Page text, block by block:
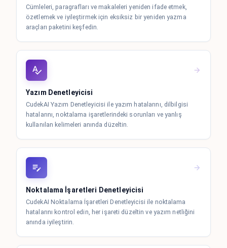
Cümleleri, paragrafları ve makaleleri yeniden ifade etmek,
özetlemek ve iyileştirmek için eksiksiz bir yeniden yazma
araçları paketini keşfedin.
Yazım Denetleyicisi
CudekAI Yazım Denetleyicisi ile yazım hatalarını, dilbilgisi
hatalarını, noktalama işaretlerindeki sorunları ve yanlış
kullanılan kelimeleri anında düzeltin.
Noktalama İşaretleri Denetleyicisi
CudekAI Noktalama İşaretleri Denetleyicisi ile noktalama
hatalarını kontrol edin, her işareti düzeltin ve yazım netliğini
anında iyileştirin.